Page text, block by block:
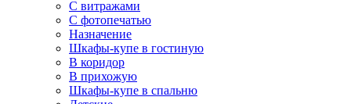
С витражами
С фотопечатью
Назначение
Шкафы-купе в гостиную
В коридор
В прихожую
Шкафы-купе в спальню